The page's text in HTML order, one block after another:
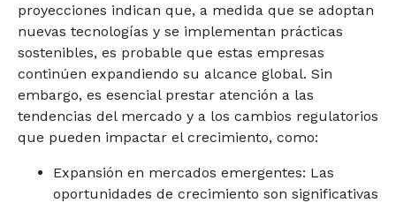
proyecciones indican que, a medida que se adoptan
nuevas tecnologías y se implementan prácticas
sostenibles, es probable que estas empresas
continúen expandiendo su alcance global. Sin
embargo, es esencial prestar atención a las
tendencias del mercado y a los cambios regulatorios
que pueden impactar el crecimiento, como:
Expansión en mercados emergentes: Las
oportunidades de crecimiento son significativas